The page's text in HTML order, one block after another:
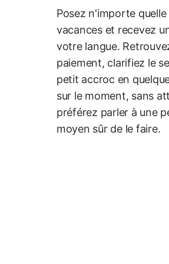
Posez n'importe
vacances et recevez
votre langue.
paiement, clarifiez le
petit accroc en
sur le moment, sans
préférez parler à une
moyen sûr de le faire.